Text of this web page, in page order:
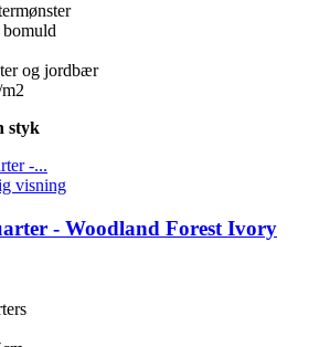
og jordbær
styk
visning
- Woodland Forest Ivory